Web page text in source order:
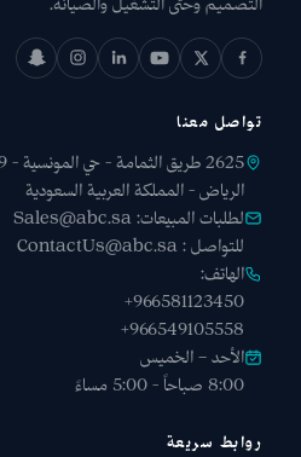
تواصل معنا
2625 طريق الثمامة - حي المونسية - 13249
الرياض - المملكة العربية السعودية
لطلبات المبيعات: Sales@abc.sa
للتواصل : ContactUs@abc.sa
الهاتف:
+966581123450
+966549105558
الأحد – الخميس
8:00 صباحاً - 5:00 مساءً
روابط سريعة